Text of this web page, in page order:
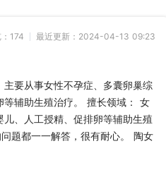
174 最近更新：2024-04-13 09:23
要从事女性不孕症、多囊卵巢综
等辅助生殖治疗。 擅长领域： 女
、人工授精、促排卵等辅助生殖
题都一一解答，很有耐心。 陶女